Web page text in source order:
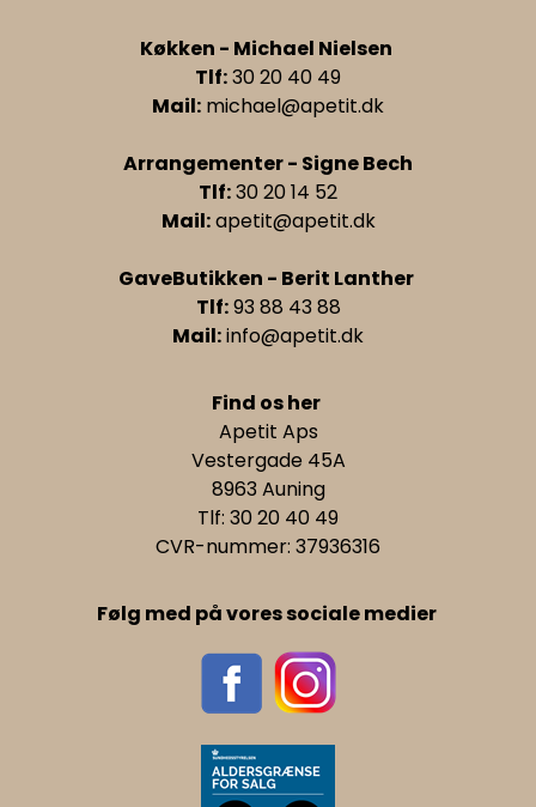
Køkken - Michael Nielsen
Tlf:30 20 40 49
Mail: michael@apetit.dk
Arrangementer - Signe Bech
Tlf:30 20 14 52
Mail:apetit@apetit.dk
GaveButikken - Berit Lanther
Tlf:93 88 43 88
Mail:info@apetit.dk
Find os her
Apetit Aps
Vestergade 45A
8963 Auning
Tlf: 30 20 40 49
CVR-nummer: 37936316
Følg med på vores sociale medier